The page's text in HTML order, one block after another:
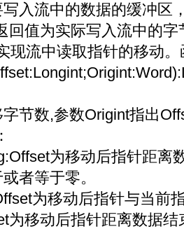
入流中的数据的缓冲区
回值为实际写入流中的字
现流中读取指针的移动
节数,参数Origint指出
为移动后指针距离
者等于零。
为移动后指针与当前
为移动后指针距离数据